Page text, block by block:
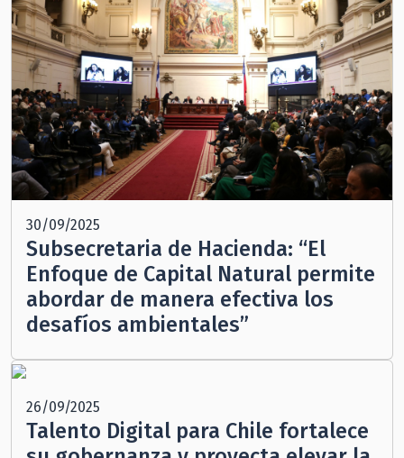
30/09/2025
Subsecretaria de Hacienda: “El
Enfoque de Capital Natural permite
abordar de manera efectiva los
desafíos ambientales”
26/09/2025
Talento Digital para Chile fortalece